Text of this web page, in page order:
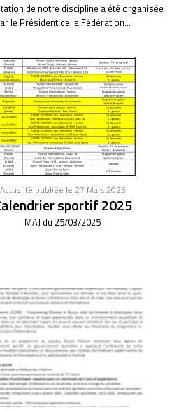
de notre discipline a été organisée
le Président de la Fédération...
Actualité publiée le 27 Mars 2025
sportif 2025
MAJ du 25/03/2025